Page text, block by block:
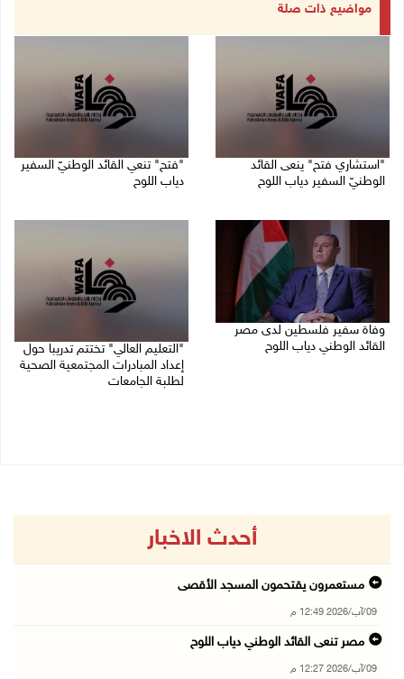
مواضيع ذات صلة
"استشاري فتح" ينعى القائد
الوطنيّ السفير دياب اللوح
"فتح" تنعي القائد الوطنيّ السفير
دياب اللوح
وفاة سفير فلسطين لدى مصر
القائد الوطني دياب اللوح
"التعليم العالي" تختتم تدريبا حول
إعداد المبادرات المجتمعية الصحية
لطلبة الجامعات
أحدث الاخبار
مستعمرون يقتحمون المسجد الأقصى
09/آب/2026 12:49 م
مصر تنعى القائد الوطني دياب اللوح
09/آب/2026 12:27 م